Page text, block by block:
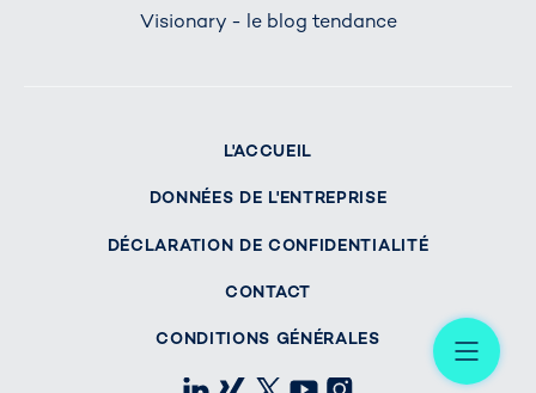
Visionary - le blog tendance
L'ACCUEIL
DONNÉES DE L'ENTREPRISE
DÉCLARATION DE CONFIDENTIALITÉ
CONTACT
CONDITIONS GÉNÉRALES